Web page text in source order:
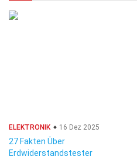
ELEKTRONIK 16 Dez 2025
27 Fakten Über
Erdwiderstandstester